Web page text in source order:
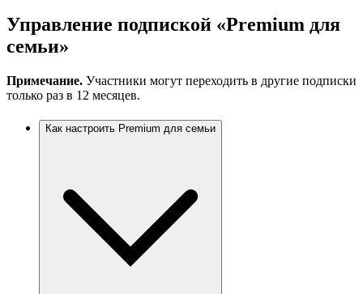
Управление подпиской «Premium для
семьи»
Примечание. Участники могут переходить в другие подписки
только раз в 12 месяцев.
Как настроить Premium для семьи